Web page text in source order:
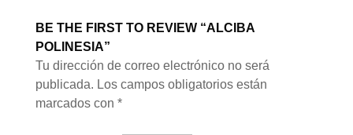
BE THE FIRST TO REVIEW “ALCIBA
POLINESIA”
Tu dirección de correo electrónico no será
publicada. Los campos obligatorios están
marcados con *